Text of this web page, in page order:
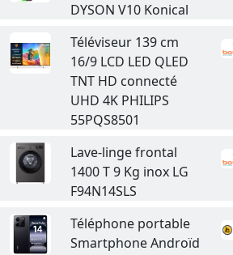
DYSON V10 Konical
Téléviseur 139 cm
16/9 LCD LED QLED
TNT HD connecté
UHD 4K PHILIPS
55PQS8501
Lave-linge frontal
1400 T 9 Kg inox LG
F94N14SLS
Téléphone portable
Smartphone Androïd